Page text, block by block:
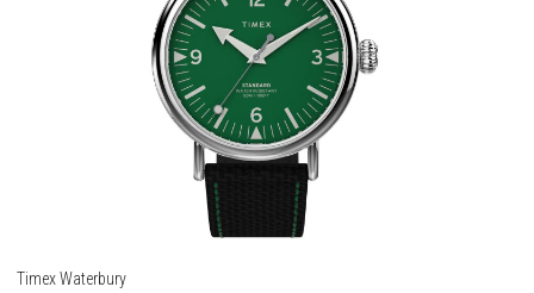
Timex Waterbury